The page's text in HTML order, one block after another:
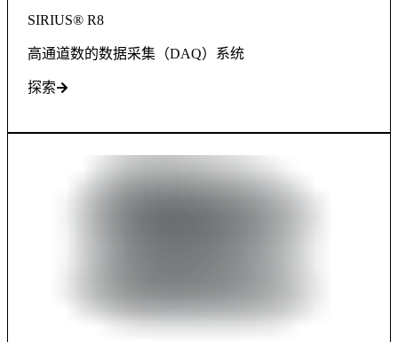
SIRIUS® R8
高通道数的数据采集（DAQ）系统
探索